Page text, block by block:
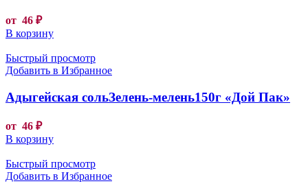
от 46 ₽
В корзину
Быстрый просмотр
Добавить в Избранное
Адыгейская сольЗелень-мелень150г «Дой Пак»
от 46 ₽
В корзину
Быстрый просмотр
Добавить в Избранное